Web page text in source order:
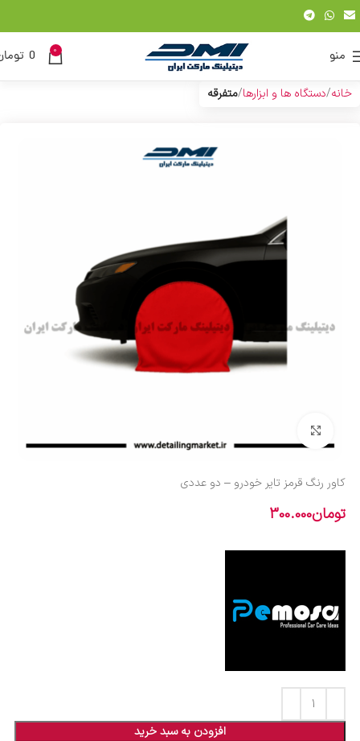
منو 0
0
خانه دستگاه ها و ابزارها متفرقه
کاور رنگ قرمز تایر خودرو – دو عددی
تومان300.000
افزودن به سبد خرید